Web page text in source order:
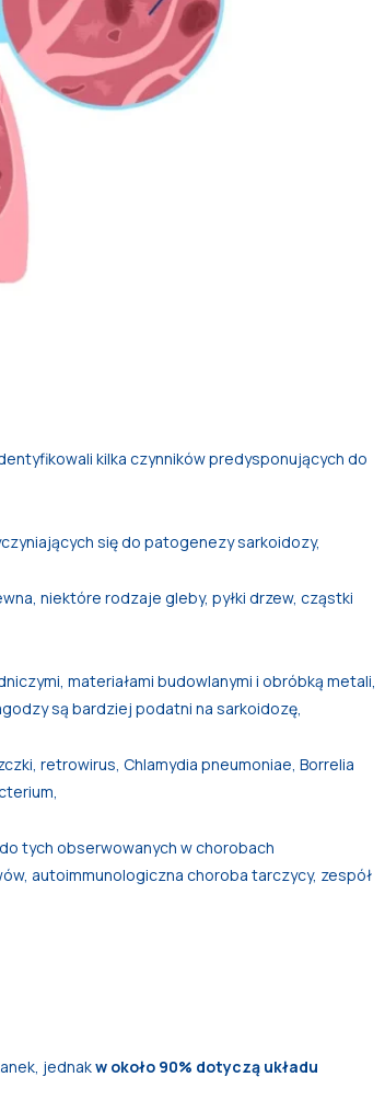
kilka czynników predysponujących do
się do patogenezy sarkoidozy,
niektóre rodzaje gleby, pyłki drzew, cząstki
materiałami budowlanymi i obróbką metali,
są bardziej podatni na sarkoidozę,
retrowirus, Chlamydia pneumoniae, Borrelia
tych obserwowanych w chorobach
autoimmunologiczna choroba tarczycy, zespół
jednakw około 90% dotyczą układu